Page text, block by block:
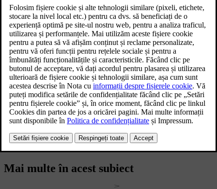
Pentru a păstra mașina curată, utilizați spațiile de depozitare din
habitaclu și suporturile pentru pahare. Îndepărtați petele și mizeria
imediat ce le observați pentru a evita pătarea permanentă.
În cazul în care există pete de mizerie greu de îndepărtat sau dacă nu
obțineți rezultatul dorit la curățarea mașinii, contactați Asistența
Volvo pentru asistență.
Mai multe în acest subiect